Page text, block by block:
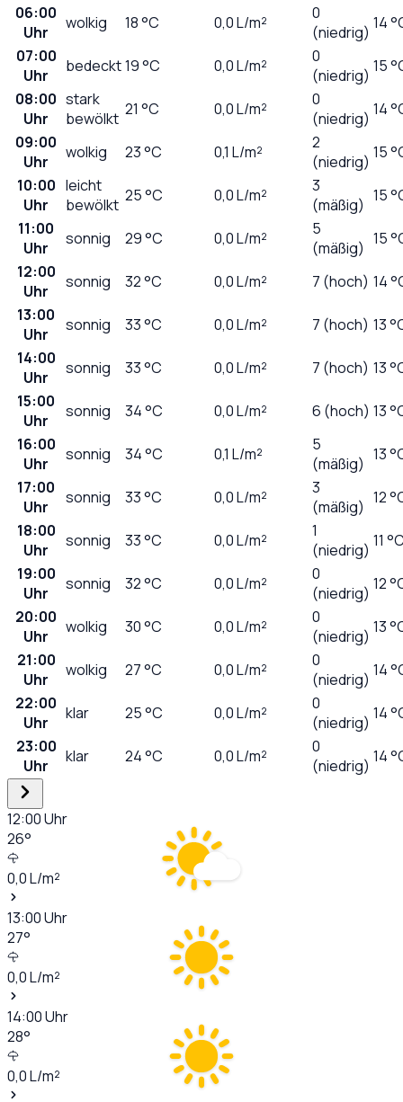
06:00
Uhr
wolkig 18°C 0,0L/m²
0
(niedrig) 14
07:00
Uhr
bedeckt19°C 0,0L/m²
0
(niedrig) 15
08:00
Uhr
stark
bewölkt 21 °C 0,0L/m²
0
(niedrig) 14
09:00
Uhr
wolkig 23°C 0,1 L/m²
2
(niedrig) 15
10:00
Uhr
leicht
bewölkt 25°C 0,0L/m²
3
(mäßig) 15
11:00
Uhr
sonnig 29°C 0,0L/m²
5
(mäßig) 15
12:00
Uhr
sonnig 32°C 0,0L/m² 7 (hoch) 14
13:00
Uhr
sonnig 33°C 0,0L/m² 7 (hoch) 13
14:00
Uhr
sonnig 33°C 0,0L/m² 7 (hoch) 13
15:00
Uhr
sonnig 34°C 0,0L/m² 6 (hoch) 13
16:00
Uhr
sonnig 34°C 0,1 L/m²
5
(mäßig) 13
17:00
Uhr
sonnig 33°C 0,0L/m²
3
(mäßig) 12
18:00
Uhr
sonnig 33°C 0,0L/m²
1
(niedrig) 11
19:00
Uhr
sonnig 32°C 0,0L/m²
0
(niedrig) 12
20:00
Uhr
wolkig 30°C 0,0L/m²
0
(niedrig) 13
21:00
Uhr
wolkig 27°C 0,0L/m²
0
(niedrig) 14
22:00
Uhr
klar 25°C 0,0L/m²
0
(niedrig) 14
23:00
Uhr
klar 24°C 0,0L/m²
0
(niedrig) 14
12:00Uhr
26°
0,0L/m²
13:00Uhr
27°
0,0L/m²
14:00Uhr
28°
0,0L/m²